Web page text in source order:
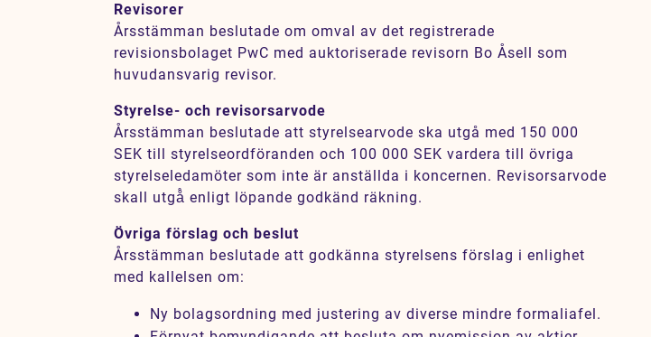
Revisorer
Årsstämman beslutade om omval av det registrerade
revisionsbolaget PwC med auktoriserade revisorn Bo Åsell som
huvudansvarig revisor.
Styrelse- och revisorsarvode
Årsstämman beslutade att styrelsearvode ska utgå med 150 000
SEK till styrelseordföranden och 100 000 SEK vardera till övriga
styrelseledamöter som inte är anställda i koncernen. Revisorsarvode
skall utgå̊ enligt löpande godkänd räkning.
Övriga förslag och beslut
Årsstämman beslutade att godkänna styrelsens förslag i enlighet
med kallelsen om:
Ny bolagsordning med justering av diverse mindre formaliafel.